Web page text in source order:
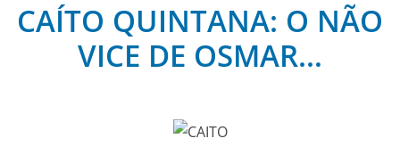
CAÍTO QUINTANA: O NÃO
VICE DE OSMAR…